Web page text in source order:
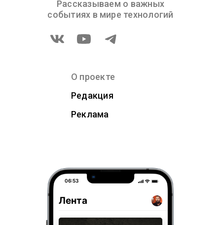
Рассказываем о важных
событиях в мире технологий
О проекте
Редакция
Реклама
06:53
Лента